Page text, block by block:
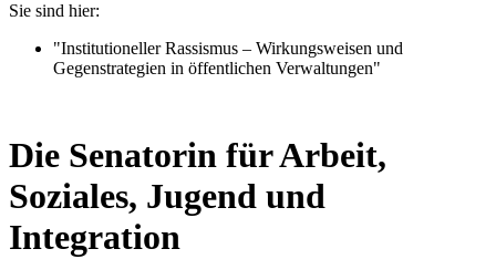
Sie sind hier:
"Institutioneller Rassismus – Wirkungsweisen und
Gegenstrategien in öffentlichen Verwaltungen"
Die Senatorin für Arbeit,
Soziales, Jugend und
Integration